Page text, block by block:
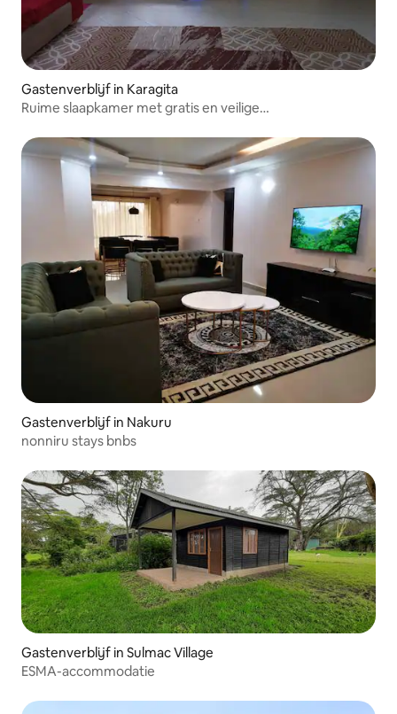
Gastenverblijf in Karagita
Ruime slaapkamer met gratis en veilige
Gastenverblijf in Nakuru
nonniru stays bnbs
Gastenverblijf in Sulmac Village
ESMA-accommodatie